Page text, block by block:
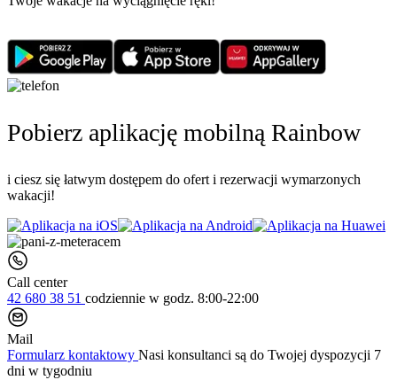
Pobierz aplikację mobilną Rainbow
i ciesz się łatwym dostępem do ofert i rezerwacji wymarzonych
wakacji!
Call center
42 680 38 51 codziennie w godz. 8:00-22:00
Mail
Formularz kontaktowy Nasi konsultanci są do Twojej dyspozycji 7
dni w tygodniu